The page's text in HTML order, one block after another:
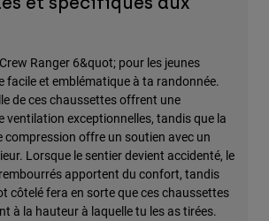
Ranger 6&quot; pour les jeunes
facile et emblématique à ta randonnée.
de ces chaussettes offrent une
ventilation exceptionnelles, tandis que la
compression offre un soutien avec un
Lorsque le sentier devient accidenté, le
apportent du confort, tandis
côtelé fera en sorte que ces chaussettes
à la hauteur à laquelle tu les as tirées.